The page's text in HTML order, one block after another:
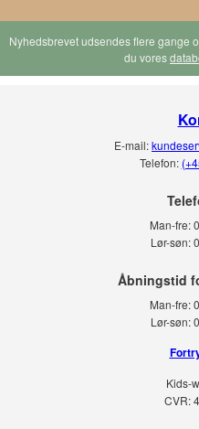
Nyhedsbrevet udsendes flere gange
du vores
E-mail:
Telefon:
Man-fre:
Lør-søn:
Man-fre:
Lør-søn:
Kids-
CVR: